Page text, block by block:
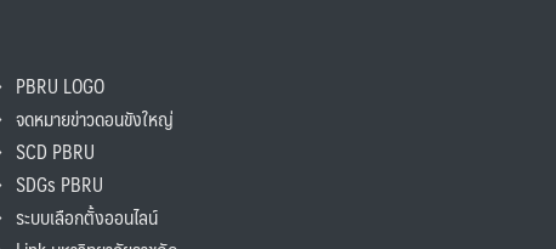
PBRU LOGO
จดหมายข่าวดอนขังใหญ่
SCD PBRU
SDGs PBRU
ระบบเลือกตั้งออนไลน์